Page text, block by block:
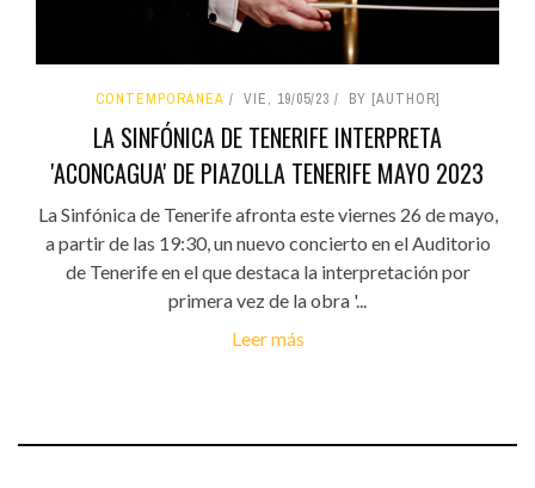
CONTEMPORÁNEA VIE, 19/05/23 BY [AUTHOR]
LA SINFÓNICA DE TENERIFE INTERPRETA
'ACONCAGUA' DE PIAZOLLA TENERIFE MAYO 2023
La Sinfónica de Tenerife afronta este viernes 26 de mayo,
a partir de las 19:30, un nuevo concierto en el Auditorio
de Tenerife en el que destaca la interpretación por
primera vez de la obra '...
Leer más